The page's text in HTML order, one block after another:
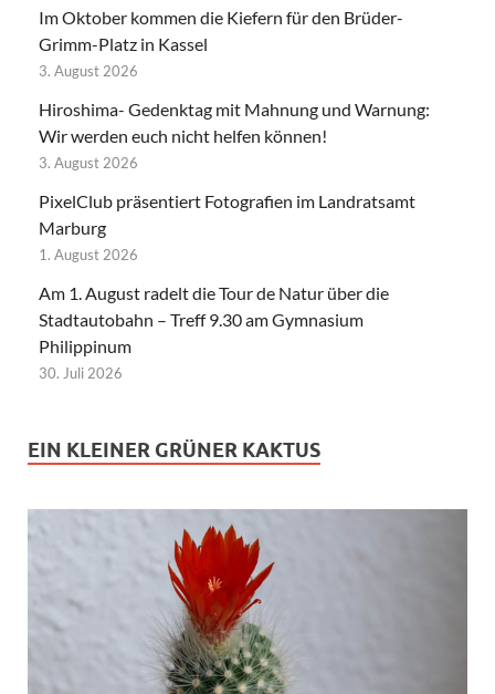
Im Oktober kommen die Kiefern für den Brüder-
Grimm-Platz in Kassel
3. August 2026
Hiroshima- Gedenktag mit Mahnung und Warnung:
Wir werden euch nicht helfen können!
3. August 2026
PixelClub präsentiert Fotografien im Landratsamt
Marburg
1. August 2026
Am 1. August radelt die Tour de Natur über die
Stadtautobahn – Treff 9.30 am Gymnasium
Philippinum
30. Juli 2026
EIN KLEINER GRÜNER KAKTUS